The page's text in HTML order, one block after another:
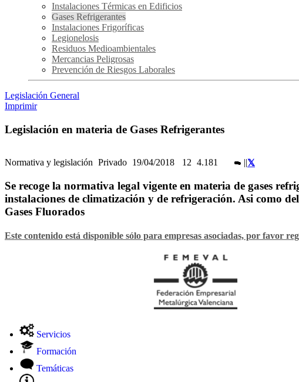
Instalaciones Térmicas en Edificios
Gases Refrigerantes
Instalaciones Frigoríficas
Legionelosis
Residuos Medioambientales
Mercancias Peligrosas
Prevención de Riesgos Laborales
Legislación General
Imprimir
Legislación en materia de Gases Refrigerantes
Normativa y legislación Privado 19/04/2018 12 4.181 ||
Se recoge la normativa legal vigente en materia de gases
instalaciones de climatización y de refrigeración. Asi como
Gases Fluorados
Este contenido está disponible sólo para empresas asociadas, por favor
Servicios
Formación
Temáticas